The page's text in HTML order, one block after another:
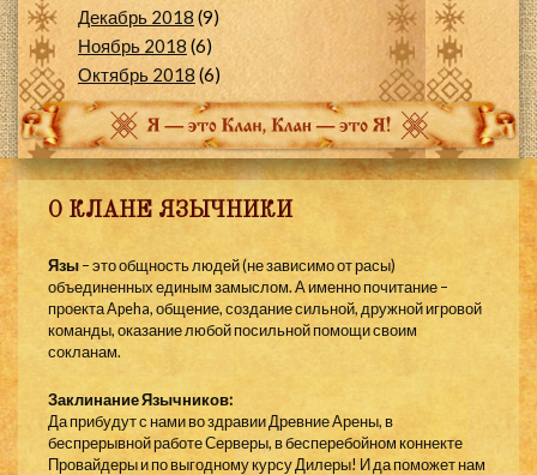
Декабрь 2018 (9)
Ноябрь 2018 (6)
Октябрь 2018 (6)
О КЛАНЕ ЯЗЫЧНИКИ
Язы – это общность людей (не зависимо от расы)
объединенных единым замыслом. А именно почитание –
проекта Apeha, общение, создание сильной, дружной игровой
команды, оказание любой посильной помощи своим
сокланам.
Заклинание Язычников:
Да прибудут с нами во здравии Древние Арены, в
беспрерывной работе Серверы, в бесперебойном коннекте
Провайдеры и по выгодному курсу Дилеры! И да поможет нам